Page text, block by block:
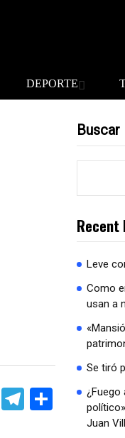
DEPORTE
WhatsApp
Telegram
Buscar
Recent
Leve
Como
usan a
Se tiró
¿Fuego
Juan